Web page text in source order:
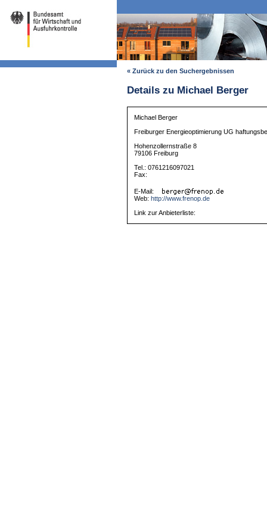
« Zurück zu den Suchergebnissen
Details zu Michael Berger
Michael Berger
Freiburger Energieoptimierung UG
Hohenzollernstraße 8
79106 Freiburg
Tel.: 0761216097021
Fax:
E-Mail:
Web: http://www.frenop.de
Link zur Anbieterliste: